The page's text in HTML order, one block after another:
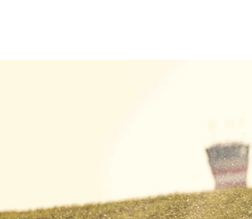
RALLYTRAINING 3